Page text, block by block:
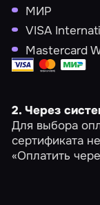
МИР
VISA
Mastercard
2. Через
Для выбора
сертификата
«Оплатить